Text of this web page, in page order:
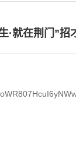
·就在荆门”